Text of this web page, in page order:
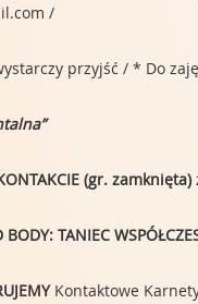
/
przyjść / * Do
(gr. zamknięta)
TANIEC
Kontaktowe